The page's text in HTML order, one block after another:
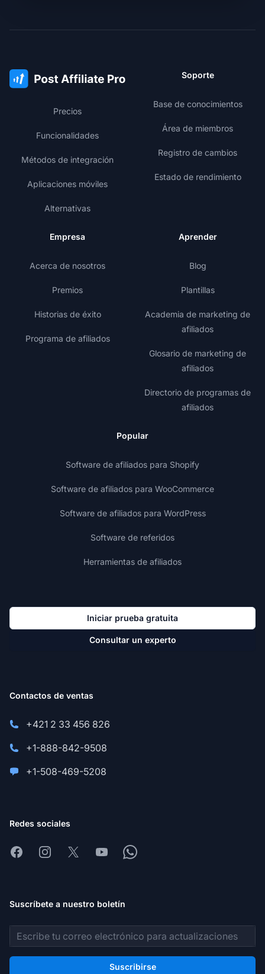
Precios
Funcionalidades
Métodos de integración
Aplicaciones móviles
Alternativas
Soporte
Base de conocimientos
Área de miembros
Registro de cambios
Estado de rendimiento
Empresa
Acerca de nosotros
Premios
Historias de éxito
Programa de afiliados
Aprender
Blog
Plantillas
Academia de marketing de
afiliados
Glosario de marketing de
afiliados
Directorio de programas de
afiliados
Popular
Software de afiliados para Shopify
Software de afiliados para WooCommerce
Software de afiliados para WordPress
Software de referidos
Herramientas de afiliados
Iniciar prueba gratuita
Consultar un experto
Contactos de ventas
+421 2 33 456 826
+1-888-842-9508
+1-508-469-5208
Redes sociales
FacebookInstagram
X YoutubeWhatsapp
Suscríbete a nuestro boletín
Dirección de correo electrónico
Suscribirse